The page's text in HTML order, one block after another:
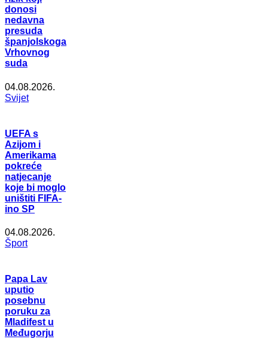
donosi
nedavna
presuda
španjolskoga
Vrhovnog
suda
04.08.2026.
Svijet
UEFA s
Azijom i
Amerikama
pokreće
natjecanje
koje bi moglo
uništiti FIFA-
ino SP
04.08.2026.
Šport
Papa Lav
uputio
posebnu
poruku za
Mladifest u
Međugorju